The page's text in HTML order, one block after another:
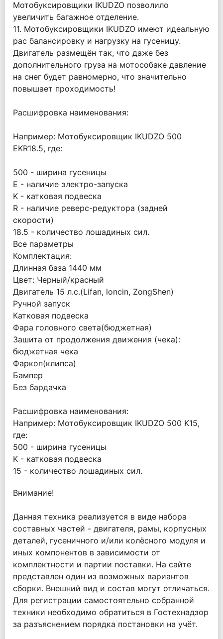
Мотобуксировщики IKUDZO позволило
увеличить багажное отделение.
11. Мотобуксировщики IKUDZO имеют идеальную
рас балансировку и нагрузку на гусеницу.
Двигатель размещён так, что даже без
дополнительного груза на мотособаке давление
на снег будет равномерно, что значительно
повышает проходимость!
Расшифровка наименования:
Например: Мотобуксировщик IKUDZO 500
EKR18.5, где:
500 - ширина гусеницы
E - наличие электро-запуска
K - катковая подвеска
R - наличие реверс-редуктора (задней
скорости)
18.5 - количество лошадиных сил.
Все параметры
Комплектация:
Длинная база 1440 мм
Цвет: Черный/красный
Двигатель 15 л.с.(Lifan, loncin, ZongShen)
Ручной запуск
Катковая подвеска
Фара головного света(бюджетная)
Зашита от продолжения движения (чека):
бюджетная чека
Фаркоп(клипса)
Бампер
Без бардачка
Расшифровка наименования:
Например: Мотобуксировщик IKUDZO 500 K15,
где:
500 - ширина гусеницы
K - катковая подвеска
15 - количество лошадиных сил.
Внимание!
Данная техника реализуется в виде набора
составных частей - двигателя, рамы, корпусных
деталей, гусеничного и/или колёсного модуля и
иных компонентов в зависимости от
комплектности и партии поставки. На сайте
представлен один из возможных вариантов
сборки. Внешний вид и состав могут отличаться.
Для регистрации самостоятельно собранной
техники необходимо обратиться в Гостехнадзор
за разъяснением порядка постановки на учёт.